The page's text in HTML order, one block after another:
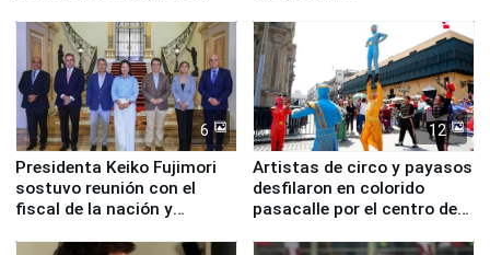
6
Presidenta Keiko Fujimori
sostuvo reunión con el
fiscal de la nación y
12
Artistas de circo y payasos
desfilaron en colorido
pasacalle por el centro de